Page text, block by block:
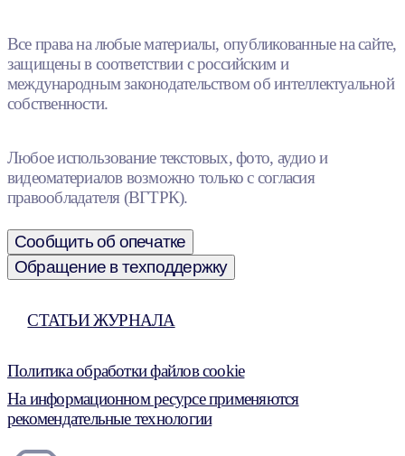
Все права на любые материалы, опубликованные на сайте,
защищены в соответствии с российским и
международным законодательством об интеллектуальной
собственности.
Любое использование текстовых, фото, аудио и
видеоматериалов возможно только с согласия
правообладателя (ВГТРК).
Сообщить об опечатке
Обращение в техподдержку
СТАТЬИ ЖУРНАЛА
Политика обработки файлов cookie
На информационном ресурсе применяются
рекомендательные технологии